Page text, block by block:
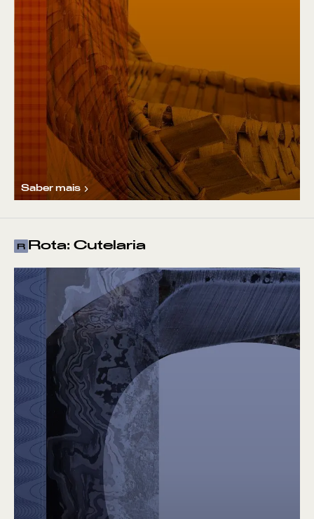
Saber mais
R Rota: Cutelaria